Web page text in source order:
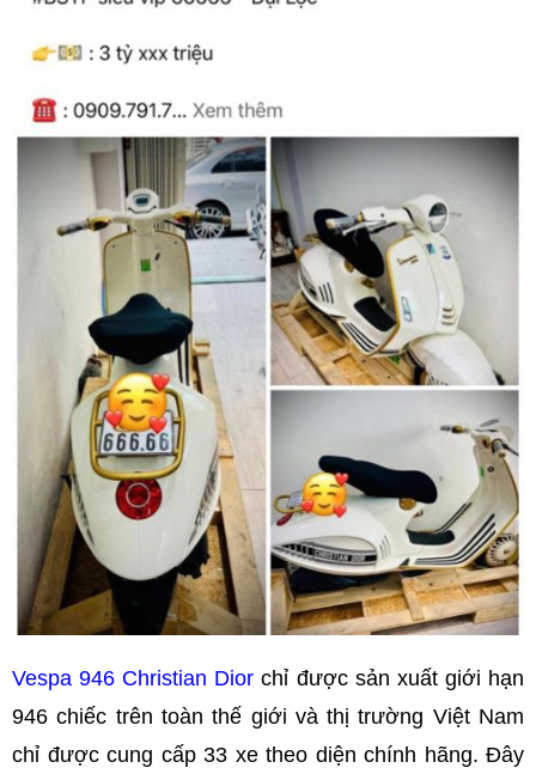
Vespa 946 Christian Dior chỉ được sản xuất giới hạn
946 chiếc trên toàn thế giới và thị trường Việt Nam
chỉ được cung cấp 33 xe theo diện chính hãng. Đây